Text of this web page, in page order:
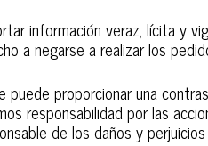
información veraz, lícita y
a negarse a realizar los
proporcionar una
responsabilidad por las
de los daños y